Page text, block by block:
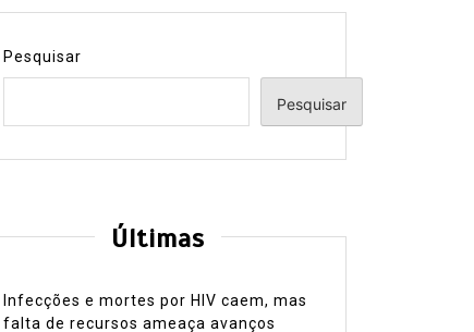
Pesquisar
Pesquisar
Últimas
Infecções e mortes por HIV caem, mas
falta de recursos ameaça avanços